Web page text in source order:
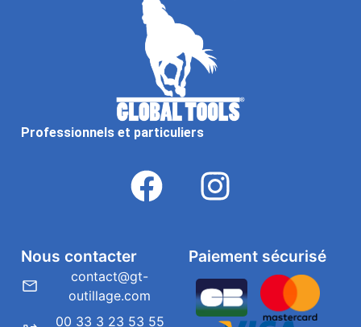
Professionnels et particuliers
Paiement sécurisé
Nous contacter
contact@gt-
outillage.com
00 33 3 23 53 55